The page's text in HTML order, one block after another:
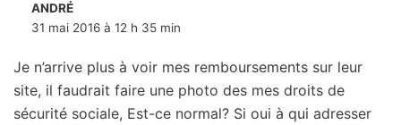
ANDRÉ
31 mai 2016 à 12 h 35 min
Je n’arrive plus à voir mes remboursements sur leur
site, il faudrait faire une photo des mes droits de
sécurité sociale, Est-ce normal? Si oui à qui adresser